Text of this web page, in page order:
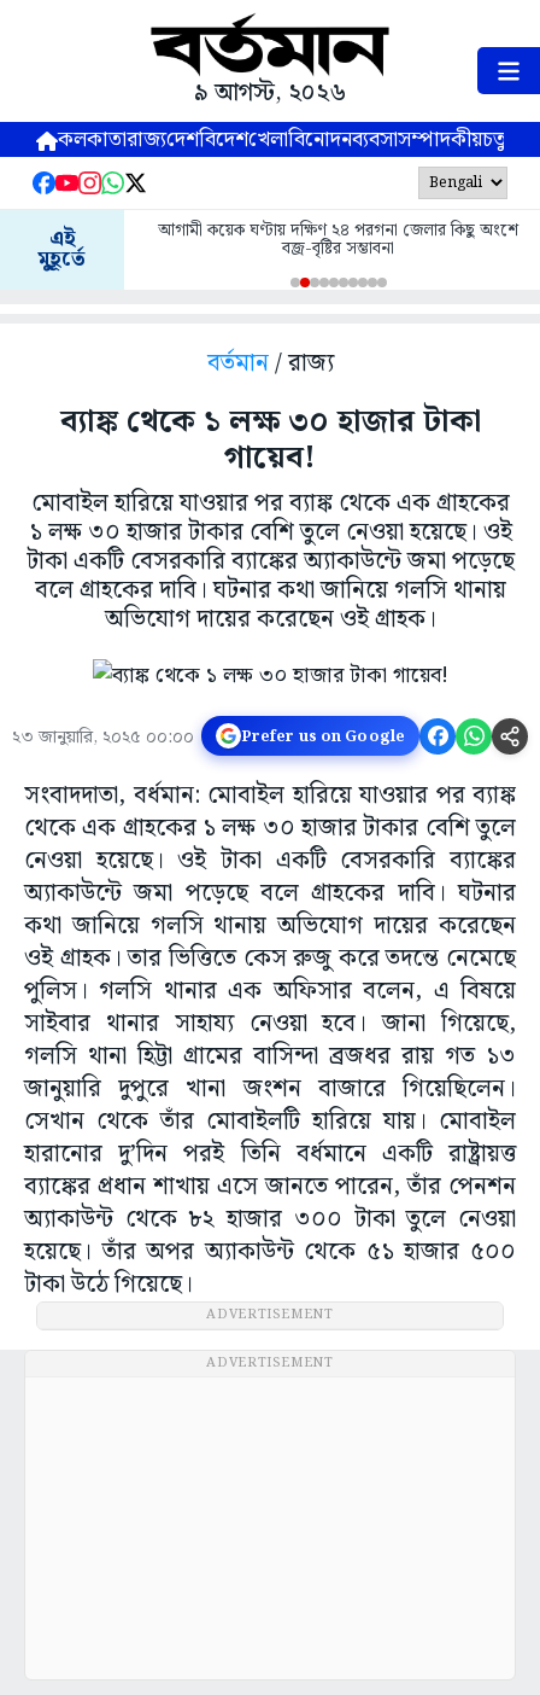
৯ আগস্ট, ২০২৬
কলকাতারাজ্যদেশবিদেশখেলাবিনোদনব্যবসাসম্পাদকীয়
এই
মুহূর্তে
আগামী কয়েক ঘণ্টায় দক্ষিণ ২৪ পরগনা জেলার কিছু অংশে
বজ্র-বৃষ্টির সম্ভাবনা
বর্তমান/ রাজ্য
ব্যাঙ্ক থেকে ১ লক্ষ ৩০ হাজার টাকা
গায়েব!
মোবাইল হারিয়ে যাওয়ার পর ব্যাঙ্ক থেকে এক গ্রাহকের
১ লক্ষ ৩০ হাজার টাকার বেশি তুলে নেওয়া হয়েছে। ওই
টাকা একটি বেসরকারি ব্যাঙ্কের অ্যাকাউন্টে জমা পড়েছে
বলে গ্রাহকের দাবি। ঘটনার কথা জানিয়ে গলসি থানায়
অভিযোগ দায়ের করেছেন ওই গ্রাহক।
২৩ জানুয়ারি, ২০২৫ ০০:০০ Prefer us on Google
সংবাদদাতা, বর্ধমান: মোবাইল হারিয়ে যাওয়ার পর ব্যাঙ্ক
থেকে এক গ্রাহকের ১ লক্ষ ৩০ হাজার টাকার বেশি তুলে
নেওয়া হয়েছে। ওই টাকা একটি বেসরকারি ব্যাঙ্কের
অ্যাকাউন্টে জমা পড়েছে বলে গ্রাহকের দাবি। ঘটনার
কথা জানিয়ে গলসি থানায় অভিযোগ দায়ের করেছেন
ওই গ্রাহক। তার ভিত্তিতে কেস রুজু করে তদন্তে নেমেছে
পুলিস। গলসি থানার এক অফিসার বলেন, এ বিষয়ে
সাইবার থানার সাহায্য নেওয়া হবে। জানা গিয়েছে,
গলসি থানা হিট্টা গ্রামের বাসিন্দা ব্রজধর রায় গত ১৩
জানুয়ারি দুপুরে খানা জংশন বাজারে গিয়েছিলেন।
সেখান থেকে তাঁর মোবাইলটি হারিয়ে যায়। মোবাইল
হারানোর দু’দিন পরই তিনি বর্ধমানে একটি রাষ্ট্রায়ত্ত
ব্যাঙ্কের প্রধান শাখায় এসে জানতে পারেন, তাঁর পেনশন
অ্যাকাউন্ট থেকে ৮২ হাজার ৩০০ টাকা তুলে নেওয়া
হয়েছে। তাঁর অপর অ্যাকাউন্ট থেকে ৫১ হাজার ৫০০
টাকা উঠে গিয়েছে।
ADVERTISEMENT
ADVERTISEMENT